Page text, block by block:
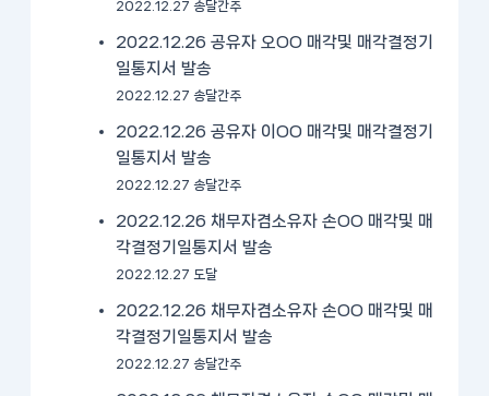
2022.12.27 송달간주
2022.12.26 공유자 오OO 매각및 매각결정기
일통지서 발송
2022.12.27 송달간주
2022.12.26 공유자 이OO 매각및 매각결정기
일통지서 발송
2022.12.27 송달간주
2022.12.26 채무자겸소유자 손OO 매각및 매
각결정기일통지서 발송
2022.12.27 도달
2022.12.26 채무자겸소유자 손OO 매각및 매
각결정기일통지서 발송
2022.12.27 송달간주